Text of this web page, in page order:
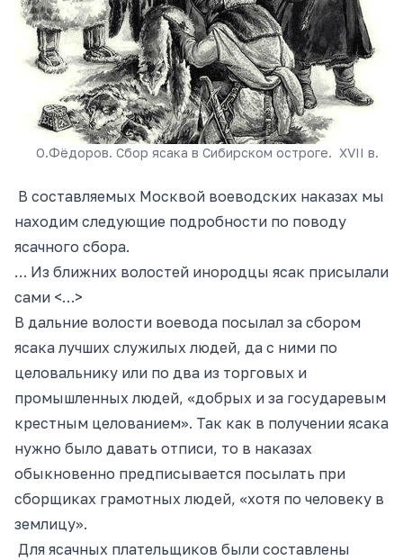
О.Фёдоров. Сбор ясака в Сибирском остроге. XVII в.
В составляемых Москвой воеводских наказах мы
находим следующие подробности по поводу
ясачного сбора.
… Из ближних волостей инородцы ясак присылали
сами <…>
В дальние волости воевода посылал за сбором
ясака лучших служилых людей, да с ними по
целовальнику или по два из торговых и
промышленных людей, «добрых и за государевым
крестным целованием». Так как в получении ясака
нужно было давать отписи, то в наказах
обыкновенно предписывается посылать при
сборщиках грамотных людей, «хотя по человеку в
землицу».
Для ясачных плательщиков были составлены